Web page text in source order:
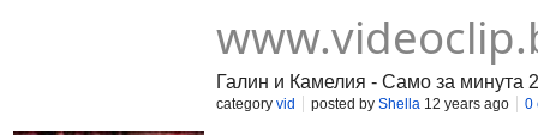
Галин и Камелия - Само за минута
category vid posted by Shella 12 years ago 0